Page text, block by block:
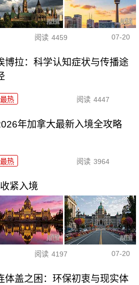
阅读 4459 07-20
博拉：科学认知症状与传播途
最热 阅读 4447
年加拿大最新入境全攻略
最热 阅读 3964
紧入境
阅读 4197 07-20
体盖之困：环保初衷与现实体